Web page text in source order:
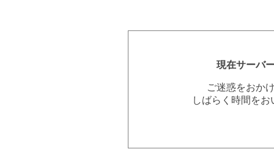
現在サーバ
ご迷惑をおか
しばらく時間を